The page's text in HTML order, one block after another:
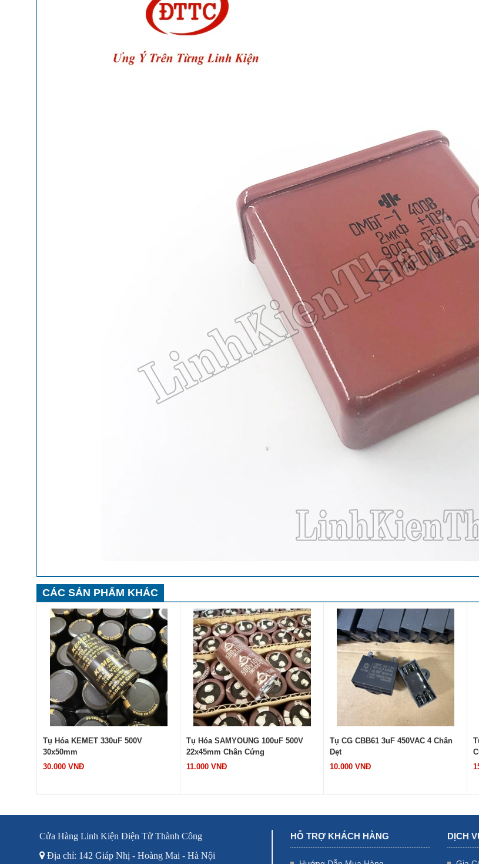
CÁC SẢN PHẨM KHÁC
Tụ Hóa KEMET 330uF 500V
30x50mm
30.000 VNĐ
Tụ Hóa SAMYOUNG 100uF 500V
22x45mm Chân Cứng
11.000 VNĐ
Tụ CG CBB61 3uF 450VAC 4 Chân
Dẹt
10.000 VNĐ
Cửa Hàng Linh Kiện Điện Tử Thành Công
Địa chỉ: 142 Giáp Nhị - Hoàng Mai - Hà Nội
HỖ TRỢ KHÁCH HÀNG DỊCH